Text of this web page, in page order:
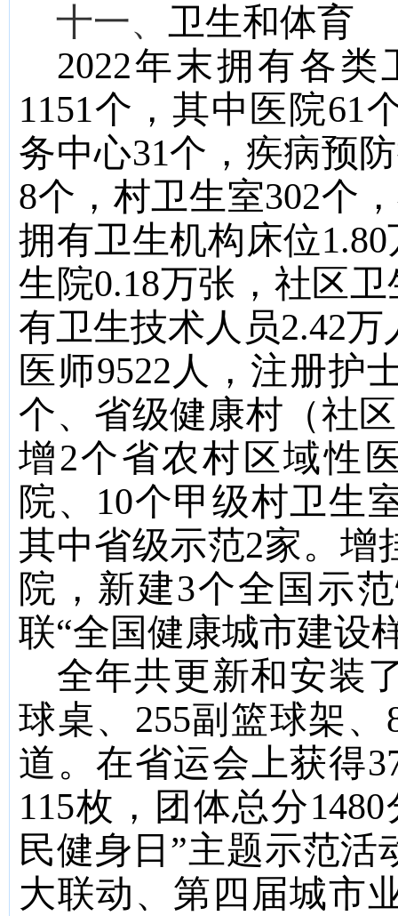
十一、 卫生和体育
2022年末拥有各类
1151个，其中医院61
务中心31个，疾病预
8个，村卫生室302个
拥有卫生机构床位1.80
生院0.18万张，社区
有卫生技术人员2.42万
医师9522 人，注册护
个、省级健康村（社
增2个省农村区域性
院、 10个甲级村卫生
其中省级示范2家。增
院，新建3个全国示
联“全国健康城市建设
全年共更新和安装
球桌、 255副篮球架、
道。在省运会上获得
115枚，团体总分1480
民健身日 ”主题示范活
大联动、第四届城市